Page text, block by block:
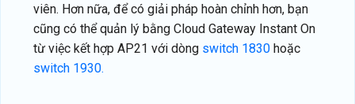
viên. Hơn nữa, để có giải pháp hoàn chỉnh hơn, bạn
cũng có thể quản lý bằng Cloud Gateway Instant On
từ việc kết hợp AP21 với dòng switch 1830 hoặc
switch 1930.